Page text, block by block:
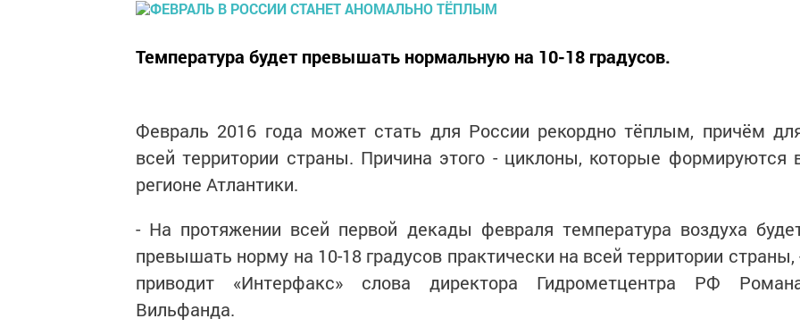
Температура будет превышать нормальную на 10-18 градусов.
Февраль 2016 года может стать для России рекордно тёплым, причём
всей территории страны. Причина этого - циклоны, которые формируются
регионе Атлантики.
- На протяжении всей первой декады февраля температура воздуха
превышать норму на 10-18 градусов практически на всей территории страны,
приводит «Интерфакс» слова директора Гидрометцентра РФ
Вильфанда.